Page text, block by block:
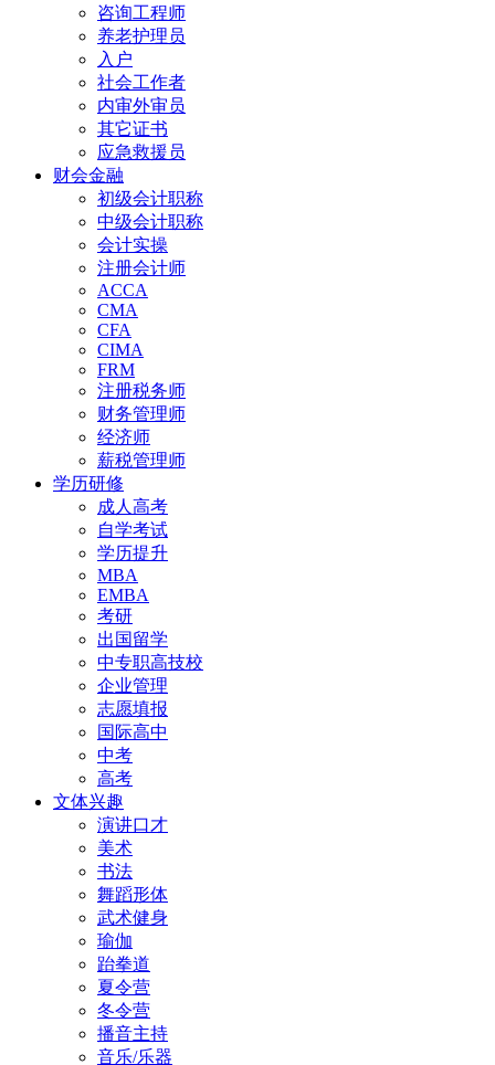
咨询工程师
养老护理员
入户
社会工作者
内审外审员
其它证书
应急救援员
财会金融
初级会计职称
中级会计职称
会计实操
注册会计师
ACCA
CMA
CFA
CIMA
FRM
注册税务师
财务管理师
经济师
薪税管理师
学历研修
成人高考
自学考试
学历提升
MBA
EMBA
考研
出国留学
中专职高技校
企业管理
志愿填报
国际高中
中考
高考
文体兴趣
演讲口才
美术
书法
舞蹈形体
武术健身
瑜伽
跆拳道
夏令营
冬令营
播音主持
音乐/乐器